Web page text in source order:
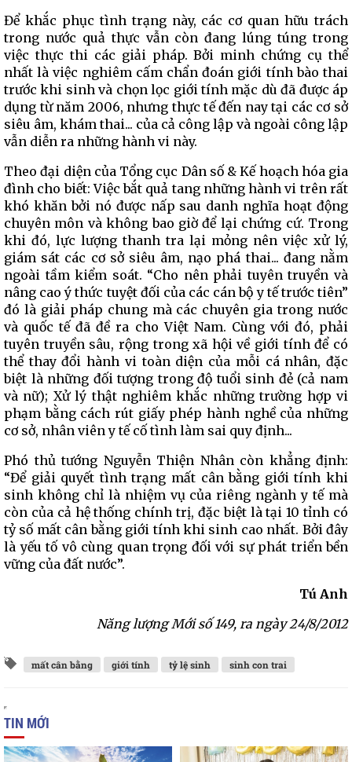
Để khắc phục tình trạng này, các cơ quan hữu trách
trong nước quả thực vẫn còn đang lúng túng trong
việc thực thi các giải pháp. Bởi minh chứng cụ thể
nhất là việc nghiêm cấm chẩn đoán giới tính bào thai
trước khi sinh và chọn lọc giới tính mặc dù đã được áp
dụng từ năm 2006, nhưng thực tế đến nay tại các cơ sở
siêu âm, khám thai... của cả công lập và ngoài công lập
vẫn diễn ra những hành vi này.
Theo đại diện của Tổng cục Dân số & Kế hoạch hóa gia
đình cho biết: Việc bắt quả tang những hành vi trên rất
khó khăn bởi nó được nấp sau danh nghĩa hoạt động
chuyên môn và không bao giờ để lại chứng cứ. Trong
khi đó, lực lượng thanh tra lại mỏng nên việc xử lý,
giám sát các cơ sở siêu âm, nạo phá thai... đang nằm
ngoài tầm kiểm soát. “Cho nên phải tuyên truyền và
nâng cao ý thức tuyệt đối của các cán bộ y tế trước tiên”
đó là giải pháp chung mà các chuyên gia trong nước
và quốc tế đã đề ra cho Việt Nam. Cùng với đó, phải
tuyên truyền sâu, rộng trong xã hội về giới tính để có
thể thay đổi hành vi toàn diện của mỗi cá nhân, đặc
biệt là những đối tượng trong độ tuổi sinh đẻ (cả nam
và nữ); Xử lý thật nghiêm khắc những trường hợp vi
phạm bằng cách rút giấy phép hành nghề của những
cơ sở, nhân viên y tế cố tình làm sai quy định...
Phó thủ tướng Nguyễn Thiện Nhân còn khẳng định:
“Để giải quyết tình trạng mất cân bằng giới tính khi
sinh không chỉ là nhiệm vụ của riêng ngành y tế mà
còn của cả hệ thống chính trị, đặc biệt là tại 10 tỉnh có
tỷ số mất cân bằng giới tính khi sinh cao nhất. Bởi đây
là yếu tố vô cùng quan trọng đối với sự phát triển bền
vững của đất nước”.
Tú Anh
Năng lượng Mới số 149, ra ngày 24/8/2012
mất cân bằng giới tính tỷ lệ sinh sinh con trai
TIN MỚI